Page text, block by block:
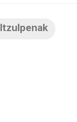
Itzulpenak